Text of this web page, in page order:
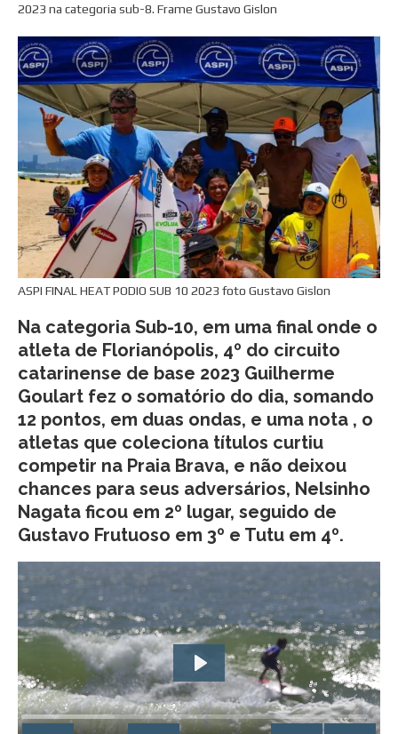
2023 na categoria sub-8. Frame Gustavo Gislon
ASPI FINAL HEAT PODIO SUB 10 2023 foto Gustavo Gislon
Na categoria Sub-10, em uma final onde o
atleta de Florianópolis, 4º do circuito
catarinense de base 2023 Guilherme
Goulart fez o somatório do dia, somando
12 pontos, em duas ondas, e uma nota , o
atletas que coleciona títulos curtiu
competir na Praia Brava, e não deixou
chances para seus adversários, Nelsinho
Nagata ficou em 2º lugar, seguido de
Gustavo Frutuoso em 3º e Tutu em 4º.
PLAY